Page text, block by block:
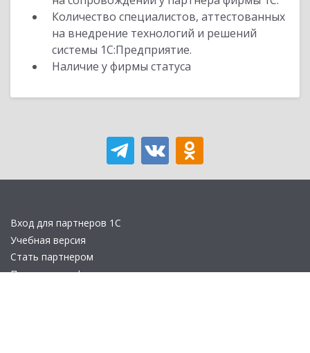
Количество специалистов, аттестованных
на внедрение технологий и решений
системы 1С:Предприятие.
Наличие у фирмы статуса
Вход для партнеров 1С
Учебная версия
Стать партнером
Политика конфиденциальности